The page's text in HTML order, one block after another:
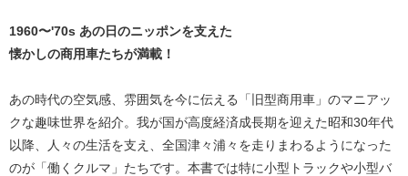
1960〜'70s あの日のニッポンを支えた
懐かしの商用車たちが満載！
あの時代の空気感、雰囲気を今に伝える「旧型商用車」のマニアッ
クな趣味世界を紹介。我が国が高度経済成長期を迎えた昭和30年代
以降、人々の生活を支え、全国津々浦々を走りまわるようになった
のが「働くクルマ」たちです。本書では特に小型トラックや小型バ